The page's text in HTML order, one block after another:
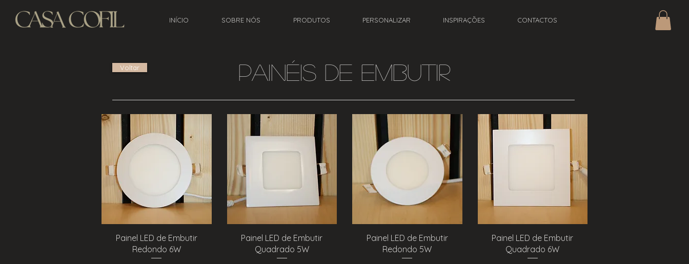
INÍCIO SOBRE NÓS PRODUTOS PERSONALIZAR INSPIRAÇÕES CONTACTOS
Voltar PAINÉIS DE EMBUTIR
Visualização rápida
Painel LED de Embutir
Redondo 6W
Visualização rápida
Painel LED de Embutir
Quadrado 5W
Visualização rápida
Painel LED de Embutir
Redondo 5W
Visualização rápida
Painel LED de Embutir
Quadrado 6W